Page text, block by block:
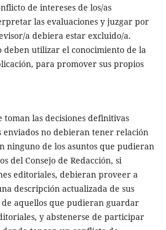
de intereses de los/as
las evaluaciones y juzgar por
a debiera estar excluido/a.
deben utilizar el conocimiento de la
para promover sus propios
toman las decisiones definitivas
enviados no debieran tener relación
ninguno de los asuntos que pudieran
del Consejo de Redacción, si
editoriales, debieran proveer a
descripción actualizada de sus
aquellos que pudieran guardar
y abstenerse de participar